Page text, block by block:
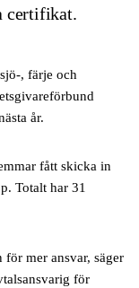
certifikat.
, färje och
år.
fått skicka in
Totalt har 31
mer ansvar, säger
för